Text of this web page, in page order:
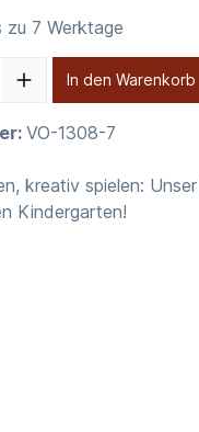
zu 7 Werktage
In den Warenkorb
VO-1308-7
kreativ spielen:
Kindergarten!